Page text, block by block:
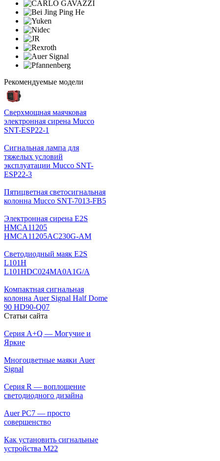
Рекомендуемые модели
Cверхмощная маячковая
электронная сирена Mucco
SNT-ESP22-1
Сигнальная лампа для
тяжелых условий
эксплуатации Mucco SNT-
ESP22-3
Пятицветная светосигнальная
колонна Mucco SNT-7013-FB5
Электронная сирена E2S
HMCA11205
HMCA11205AC230G-AM
Светодиодный маяк E2S
L101H
L101HDC024MA0A1G/A
Компактная сигнальная
колонна Auer Signal Half Dome
90 HD90-Q07
Статьи сайта
Серия A+Q — Могучие и
Яркие
Многоцветные маяки Auer
Signal
Серия R — воплощение
светодиодного дизайна
Auer PC7 — просто
совершенство
Как установить сигнальные
устройства М22